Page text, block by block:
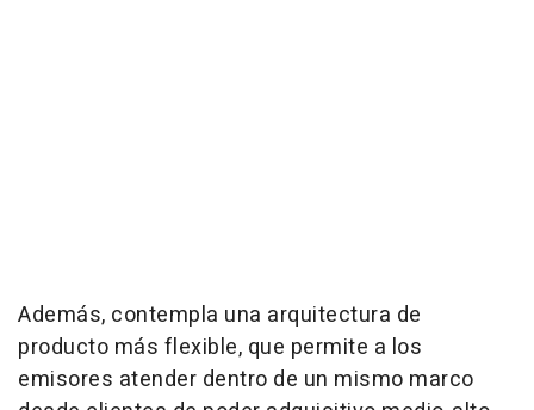
Además, contempla una arquitectura de
producto más flexible, que permite a los
emisores atender dentro de un mismo marco